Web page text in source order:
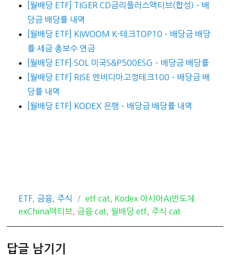
[월배당 ETF] TIGER CD금리플러스액티브(합성) – 배
당금 배당률 내역
[월배당 ETF] KIWOOM K-테크TOP10 – 배당금 배당
률 세금 총보수 연금
[월배당 ETF] SOL 미국S&P500ESG – 배당금 배당률
[월배당 ETF] RISE 엔비디아고정테크100 – 배당금 배
당률 내역
[월배당 ETF] KODEX 은행 – 배당금 배당률 내역
카
테
ETF 금융 주식
태
그
etf cat
Kodex 아시아AI반도체
exChina액티브
금융 cat 월배당 etf 주식 cat
답글 남기기